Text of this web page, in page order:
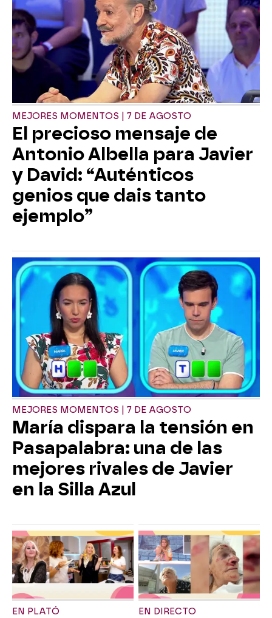
MEJORES MOMENTOS | 7 DE AGOSTO
El precioso mensaje de
Antonio Albella para Javier
y David: “Auténticos
genios que dais tanto
ejemplo”
MEJORES MOMENTOS | 7 DE AGOSTO
María dispara la tensión en
Pasapalabra: una de las
mejores rivales de Javier
en la Silla Azul
EN PLATÓ EN DIRECTO